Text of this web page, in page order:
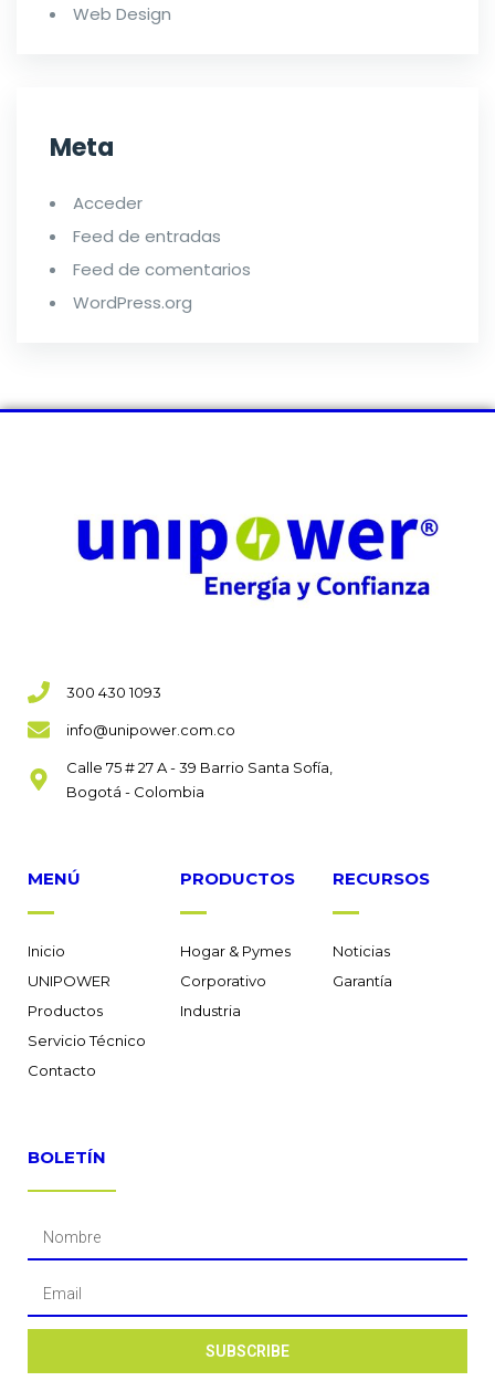
Web Design
Meta
Acceder
Feed de entradas
Feed de comentarios
WordPress.org
300 430 1093
info@unipower.com.co
Calle 75 # 27 A - 39 Barrio Santa Sofía,
Bogotá - Colombia
MENÚ
Inicio
UNIPOWER
Productos
Servicio Técnico
Contacto
PRODUCTOS
Hogar & Pymes
Corporativo
Industria
RECURSOS
Noticias
Garantía
BOLETÍN
SUBSCRIBE